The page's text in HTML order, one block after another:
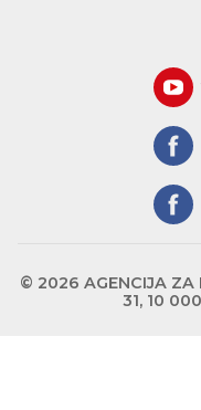
© 2026 AGENCIJA ZA
31, 10